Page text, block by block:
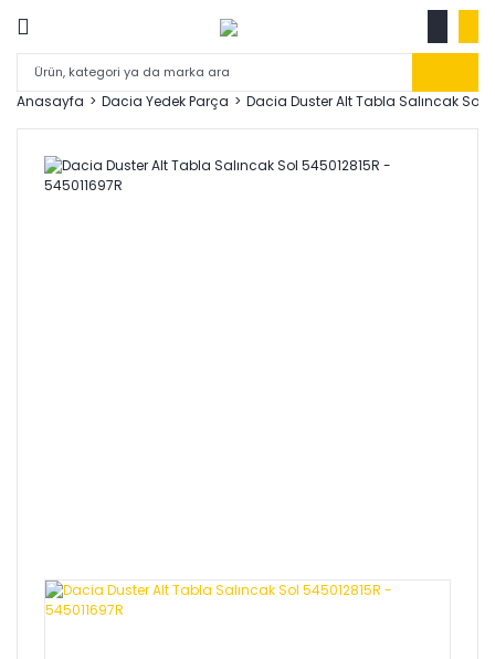
Anasayfa Dacia Yedek Parça Dacia Duster Alt Tabla Salıncak Sol